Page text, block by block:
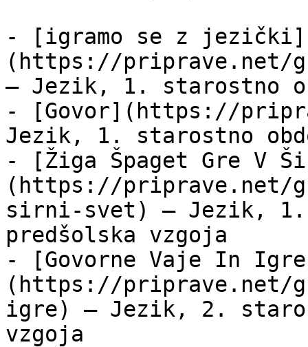
- [igramo se z jezički]
(https://priprave.net/
— Jezik, 1. starostno
- [Govor](https://
Jezik, 1. starostno
- [Žiga Špaget Gre V
(https://priprave.net/
sirni-svet) — Jezik, 1.
predšolska vzgoja
- [Govorne Vaje In
(https://priprave.net/
igre) — Jezik, 2.
vzgoja